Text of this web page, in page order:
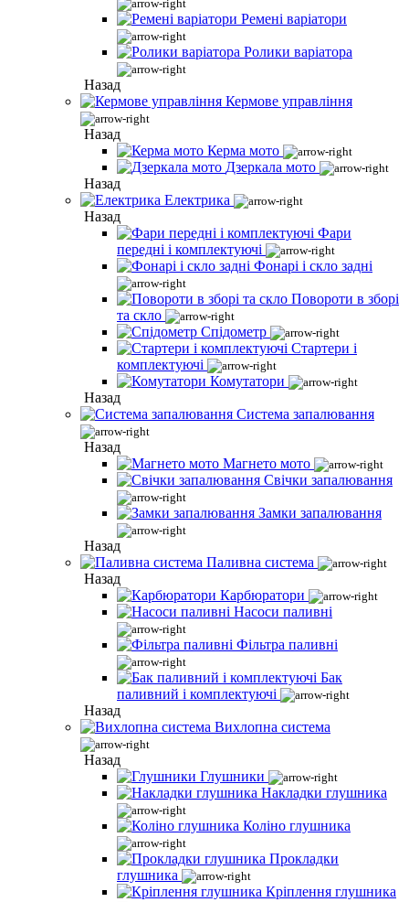
Ремені варіатори
Ролики варіатора
Назад
Кермове управління
Назад
Керма мото
Дзеркала мото
Назад
Електрика
Назад
Фари
передні і комплектуючі
Фонарі і скло задні
Повороти в зборі
та скло
Спідометр
Стартери і
комплектуючі
Комутатори
Назад
Система запалювання
Назад
Магнето мото
Свічки запалювання
Замки запалювання
Назад
Паливна система
Назад
Карбюратори
Насоси паливні
Фільтра паливні
Бак
паливний і комплектуючі
Назад
Вихлопна система
Назад
Глушники
Накладки глушника
Коліно глушника
Прокладки
глушника
Кріплення глушника